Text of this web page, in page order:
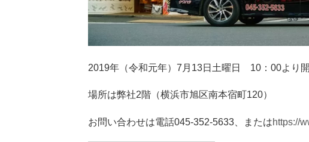
2019年（令和元年）7月13日土曜日 10：00より
場所は弊社2階（横浜市旭区南本宿町120）
お問い合わせは電話045-352-5633、またはhttps://